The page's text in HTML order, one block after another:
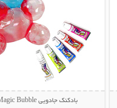
بادکنک جادویی Magic Bubble